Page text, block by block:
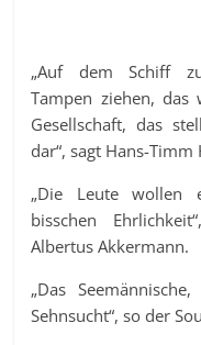
„Auf dem Schiff
Tampen ziehen,
Gesellschaft, das
dar“, sagt Hans-
„Die Leute wollen
bisschen
Albertus Akkermann.
„Das
Sehnsucht“, so der